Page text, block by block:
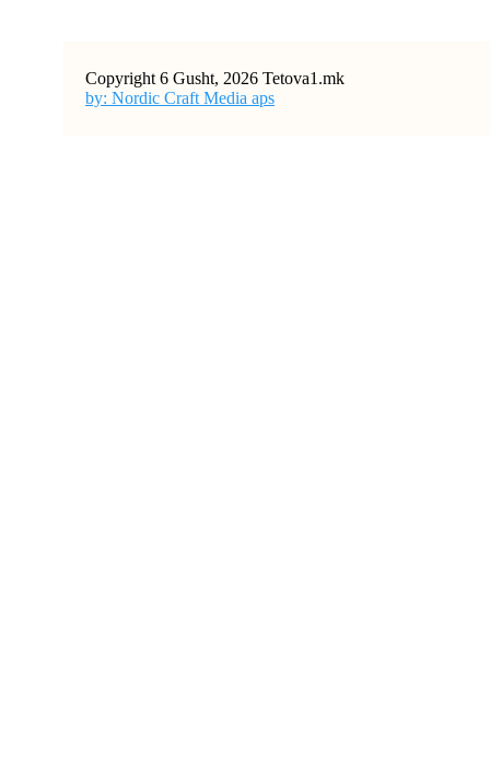
Copyright 6 Gusht, 2026 Tetova1.mk
by: Nordic Craft Media aps